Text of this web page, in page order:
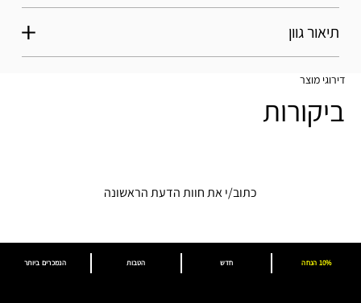
תיאור גוון
דירוגי מוצר
ביקורות
כתוב/י את חוות הדעת הראשונה
הנמכרים ביותר הטבות חדש 10% הנחה